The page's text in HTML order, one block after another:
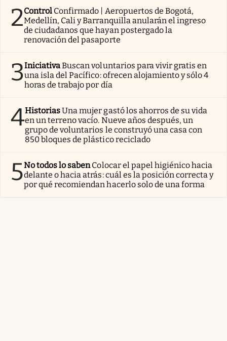
2Control Confirmado | Aeropuertos de Bogotá,
Medellín, Cali y Barranquilla anularán el ingreso
de ciudadanos que hayan postergado la
renovación del pasaporte
3IniciativaBuscan voluntarios para vivir gratis en
una isla del Pacífico: ofrecen alojamiento y sólo 4
horas de trabajo por día
4HistoriasUna mujer gastó los ahorros de su vida
en un terreno vacío. Nueve años después, un
grupo de voluntarios le construyó una casa con
850 bloques de plástico reciclado
5No todos lo sabenColocar el papel higiénico hacia
delante o hacia atrás: cuál es la posición correcta y
por qué recomiendan hacerlo solo de una forma